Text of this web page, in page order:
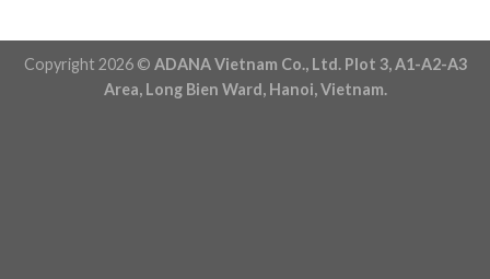
Copyright 2026 © ADANA Vietnam Co., Ltd. Plot 3, A1-A2-A3
Area, Long Bien Ward, Hanoi, Vietnam.